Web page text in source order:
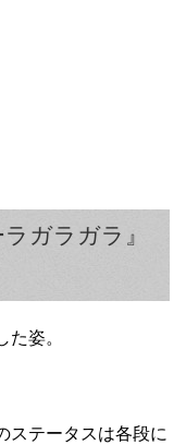
ガラガラ』
姿。
ステータスは各段に